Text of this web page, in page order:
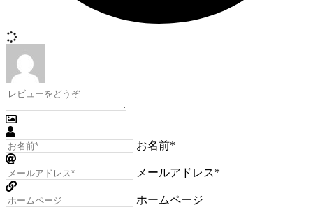
お名前*
メールアドレス*
ホームページ